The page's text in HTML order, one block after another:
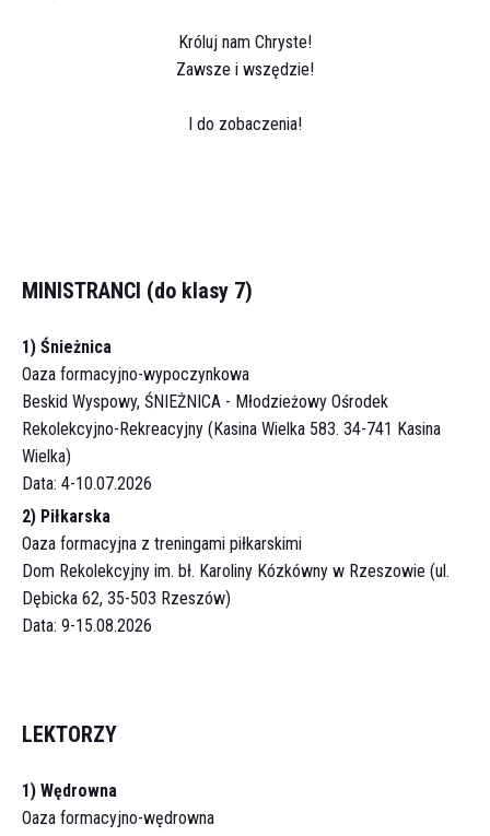
Króluj nam Chryste!
Zawsze i wszędzie!
I do zobaczenia!
MINISTRANCI (do klasy 7)
1) Śnieżnica
Oaza formacyjno-wypoczynkowa
Beskid Wyspowy, ŚNIEŻNICA - Młodzieżowy Ośrodek
Rekolekcyjno-Rekreacyjny (Kasina Wielka 583. 34-741 Kasina
Wielka)
Data: 4-10.07.2026
2) Piłkarska
Oaza formacyjna z treningami piłkarskimi
Dom Rekolekcyjny im. bł. Karoliny Kózkówny w Rzeszowie (ul.
Dębicka 62, 35-503 Rzeszów)
Data: 9-15.08.2026
LEKTORZY
1) Wędrowna
Oaza formacyjno-wędrowna